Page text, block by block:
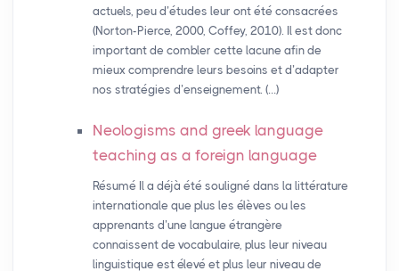
actuels, peu d’études leur ont été consacrées
(Norton-Pierce, 2000, Coffey, 2010). Il est donc
important de combler cette lacune afin de
mieux comprendre leurs besoins et d’adapter
nos stratégies d’enseignement. (…)
Neologisms and greek language
teaching as a foreign language
Résumé Il a déjà été souligné dans la littérature
internationale que plus les élèves ou les
apprenants d’une langue étrangère
connaissent de vocabulaire, plus leur niveau
linguistique est élevé et plus leur niveau de